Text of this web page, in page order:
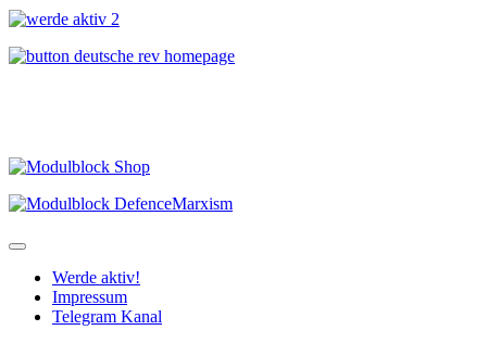
Werde aktiv!
Impressum
Telegram Kanal